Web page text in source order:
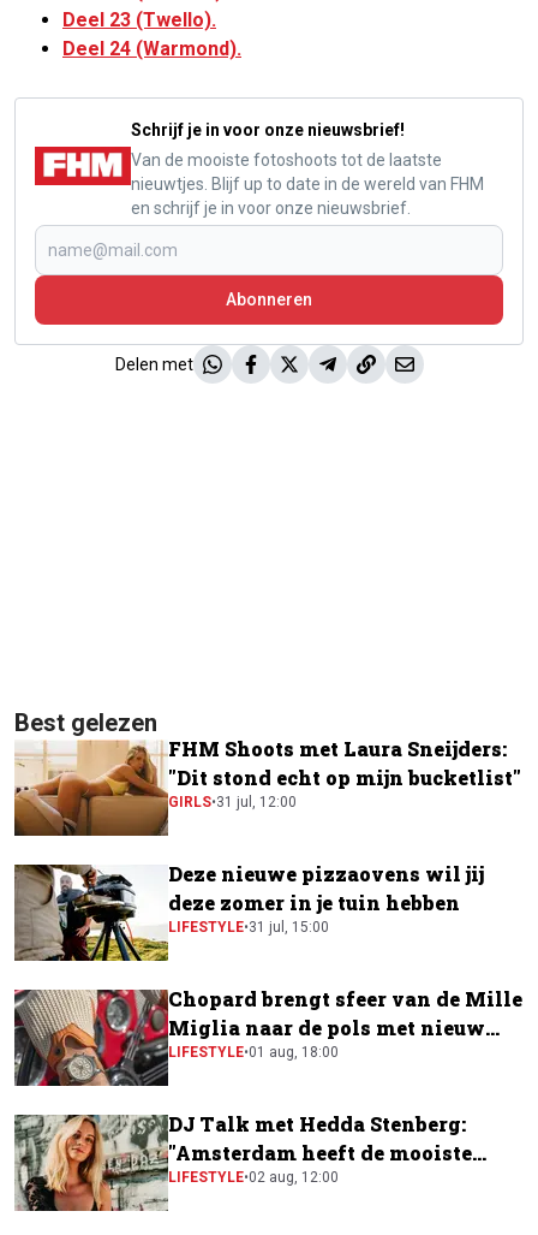
Deel 23 (Twello).
Deel 24 (Warmond).
Schrijf je in voor onze nieuwsbrief!
Van de mooiste fotoshoots tot de laatste
nieuwtjes. Blijf up to date in de wereld van FHM
en schrijf je in voor onze nieuwsbrief.
Abonneren
Delen met
Best gelezen
FHM Shoots met Laura Sneijders:
"Dit stond echt op mijn bucketlist"
GIRLS•31 jul, 12:00
Deze nieuwe pizzaovens wil jij
deze zomer in je tuin hebben
LIFESTYLE•31 jul, 15:00
Chopard brengt sfeer van de Mille
Miglia naar de pols met nieuw
horloge
LIFESTYLE•01 aug, 18:00
DJ Talk met Hedda Stenberg:
"Amsterdam heeft de mooiste
festivalscene van Europa"
LIFESTYLE•02 aug, 12:00